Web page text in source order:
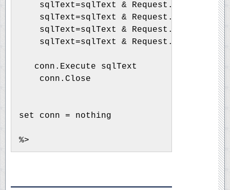
sqlText=sqlText &
sqlText=sqlText &
sqlText=sqlText &
sqlText=sqlText &
conn.Execute sqlText
conn.Close
set conn = nothing
%>